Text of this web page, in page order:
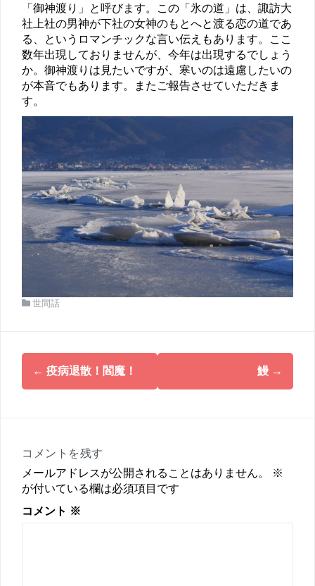
「御神渡り」と呼びます。この「氷の道」は、諏訪大
社上社の男神が下社の女神のもとへと渡る恋の道であ
る、というロマンチックな言い伝えもあります。ここ
数年出現しておりませんが、今年は出現するでしょう
か。御神渡りは見たいですが、寒いのは遠慮したいの
が本音でもあります。またご報告させていただきま
す。
世間話
投
稿
ー
シ
ョ
ン
← 疫病退散！閻魔！ 鰻 →
コメントを残す
メールアドレスが公開されることはありません。
※
が付いている欄は必須項目です
コメント ※